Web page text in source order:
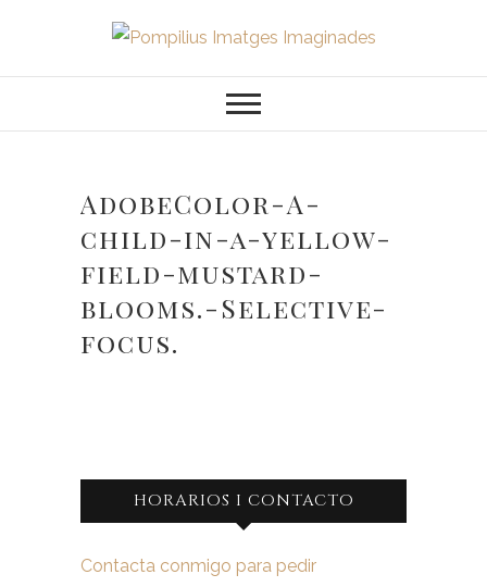
contenido
Pompilius
Imatges
Imaginades
AdobeColor-A-
child-in-a-yellow-
field-mustard-
blooms.-Selective-
focus.
HORARIOS I CONTACTO
Contacta conmigo para pedir